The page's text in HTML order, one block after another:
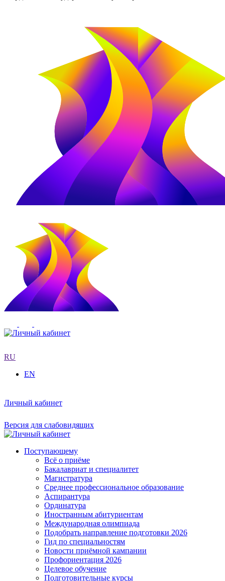
RU
EN
Личный кабинет
Версия для слабовидящих
Поступающему
Всё о приёме
Бакалавриат и специалитет
Магистратура
Среднее профессиональное образование
Аспирантура
Ординатура
Иностранным абитуриентам
Международная олимпиада
Подобрать направление подготовки 2026
Гид по специальностям
Новости приёмной кампании
Профориентация 2026
Целевое обучение
Подготовительные курсы